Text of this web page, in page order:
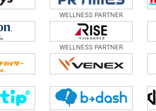
WELLNESS PARTNER
WELLNESS PARTNER